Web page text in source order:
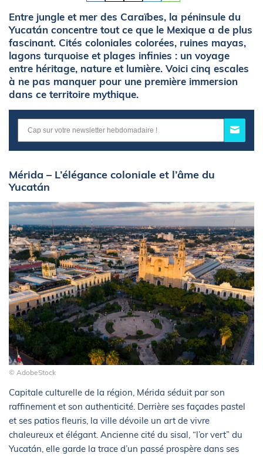
Entre jungle et mer des Caraïbes, la péninsule du
Yucatán concentre tout ce que le Mexique a de plus
fascinant. Cités coloniales colorées, ruines mayas,
lagons turquoise et plages infinies : un voyage
entre héritage, nature et lumière. Voici cinq escales
à ne pas manquer pour une première immersion
dans ce territoire mythique.
Mérida – L’élégance coloniale et l’âme du
Yucatán
© AdobeStock
Capitale culturelle de la région, Mérida séduit par son
raffinement et son authenticité. Derrière ses façades pastel
et ses patios fleuris, la ville dévoile un art de vivre
chaleureux et élégant. Ancienne cité du sisal, “l’or vert” du
Yucatán, elle garde la trace d’un passé prospère dans ses